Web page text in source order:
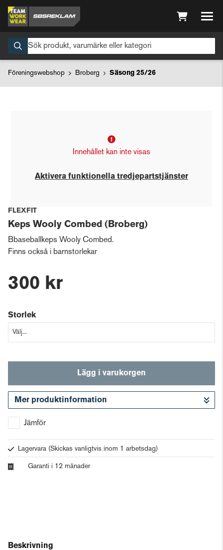
Föreningswebshop Broberg Säsong 25/26
Innehållet kan inte visas
Aktivera funktionella tredjepartstjänster
FLEXFIT
Keps Wooly Combed (Broberg)
Bbaseballkeps Wooly Combed.
Finns också i barnstorlekar
300 kr
Storlek
Lägg i varukorgen
Mer produktinformation
Jämför
Lagervara (Skickas vanligtvis inom 1 arbetsdag)
Garanti i 12 månader
Beskrivning